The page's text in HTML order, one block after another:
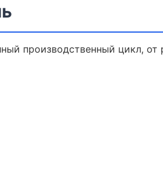
производственный цикл, от